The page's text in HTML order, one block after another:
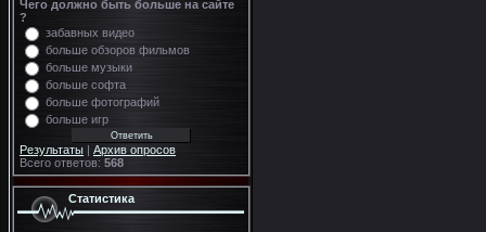
Чего должно быть больше на сайте
?
забавных видео
больше обзоров фильмов
больше музыки
больше софта
больше фотографий
больше игр
Результаты | Архив опросов
Всего ответов: 568
Статистика